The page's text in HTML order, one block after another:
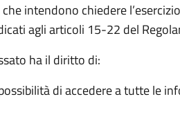
intendono chiedere
agli articoli 15-22 del
ha il diritto di:
di accedere a tutte le